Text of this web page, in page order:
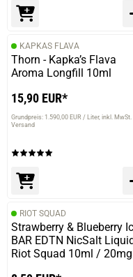
prev
KAPKAS FLAVA
Thorn - Kapka’s Flava
Aroma Longfill 10ml
15,90 EUR*
Grundpreis: 1.590,00 EUR / Liter inkl. MwSt.
Versand
RIOT SQUAD
Strawberry & Blueberry
BAR EDTN NicSalt
Riot Squad 10ml / 20mg